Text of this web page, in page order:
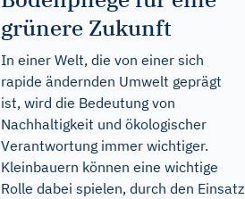
grünere Zukunft
In einer Welt, die von einer sich
rapide ändernden Umwelt geprägt
ist, wird die Bedeutung von
Nachhaltigkeit und ökologischer
Verantwortung immer wichtiger.
Kleinbauern können eine wichtige
Rolle dabei spielen, durch den Einsatz